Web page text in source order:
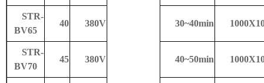
STR-
BV65
40 380V 30~40min
STR-
BV70
45 380V 40~50min